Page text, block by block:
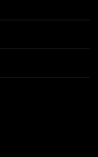
2026